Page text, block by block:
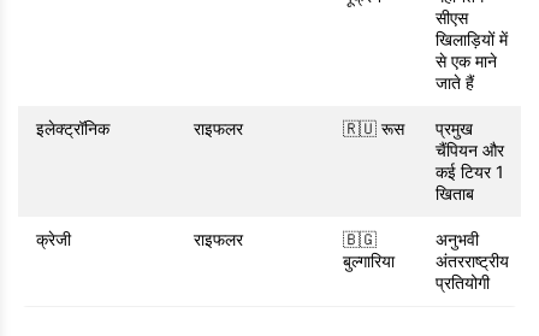
सीएस
खिलाड़ियों में
से एक माने
जाते हैं
इलेक्ट्रॉनिक राइफलर 🇷🇺 रूस
प्रमुख
चैंपियन और
कई टियर 1
खिताब
क्रेजी राइफलर
🇧🇬
बुल्गारिया
अनुभवी
अंतरराष्ट्रीय
प्रतियोगी